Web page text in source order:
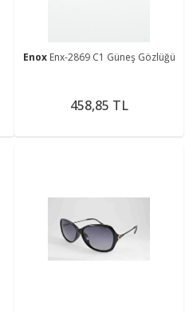
Enox Enx-2869 C1 Güneş Gözlüğü
458,85 TL